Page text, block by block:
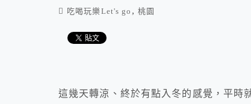
吃喝玩樂Let's go , 桃園
這幾天轉涼、終於有點入冬的感覺，平時